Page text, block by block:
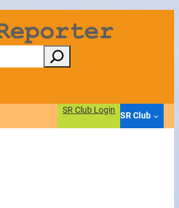
SR Club Login
SR Club